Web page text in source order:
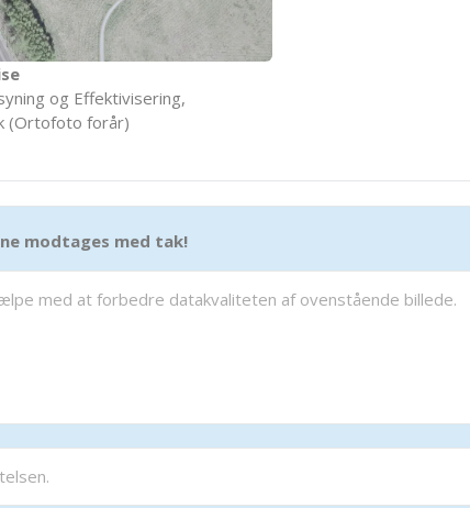
og Effektivisering,
(Ortofoto forår)
modtages med tak!